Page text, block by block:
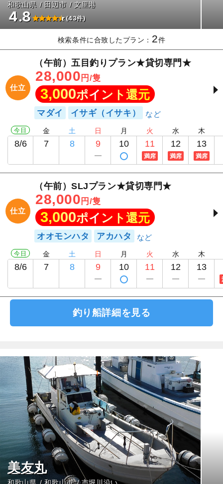
和歌山県 田辺市 文里港
4.8 (43件)
検索条件に合致したプラン： 2件
仕立
（午前）五目釣りプラン★貸切専門★
28,000 円/隻
3,000ポイント還元
マダイ イサギ（イサキ）
今日
8/6
金
7
土
8
日
9
月
10
火
11
満席
水
12
満席
木
13
満席
仕立
（午前）SLJプラン★貸切専門★
28,000 円/隻
3,000ポイント還元
オオモンハタ アカハタ
今日
8/6
金
7
土
8
日
9
月
10
火
11
水
12
木
13
釣り船詳細を見る
美友丸